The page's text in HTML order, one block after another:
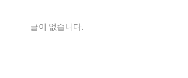
글이 없습니다.